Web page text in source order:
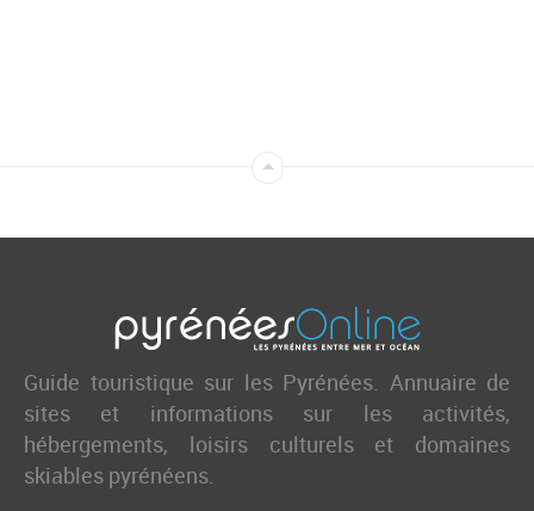
Guide touristique sur les Pyrénées. Annuaire de
sites et informations sur les activités,
hébergements, loisirs culturels et domaines
skiables pyrénéens.